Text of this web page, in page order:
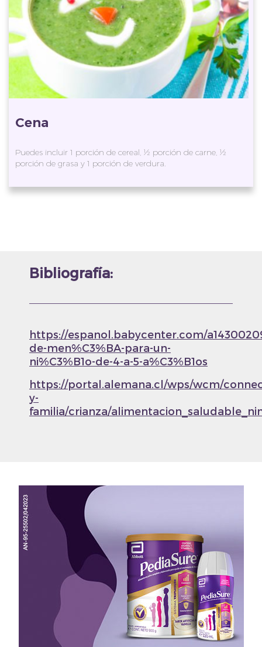
Cena
Puedes incluir 1 porción de cereal, ½ porción de carne, ½
porción de grasa y 1 porción de verdura.
Bibliografía:
https://espanol.babycenter.com/
de-men%C3%BA-para-un-
ni%C3%B1o-de-4-a-5-a%C3%B1os
https://portal.alemana.cl/wps/wcm/
y-
familia/crianza/